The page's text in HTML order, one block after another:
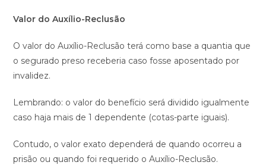
Valor do Auxílio-Reclusão
O valor do Auxílio-Reclusão terá como base a quantia que
o segurado preso receberia caso fosse aposentado por
invalidez.
Lembrando: o valor do benefício será dividido igualmente
caso haja mais de 1 dependente (cotas-parte iguais).
Contudo, o valor exato dependerá de quando ocorreu a
prisão ou quando foi requerido o Auxílio-Reclusão.